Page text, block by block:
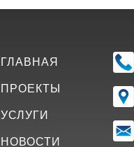
ГЛАВНАЯ
ПРОЕКТЫ
УСЛУГИ
НОВОСТИ